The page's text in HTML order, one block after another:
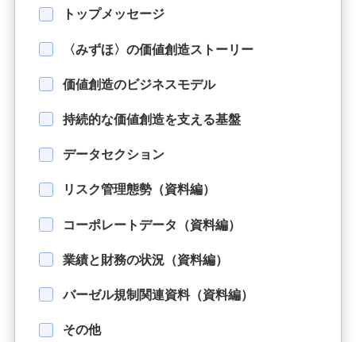
トップメッセージ
〈みずほ〉の価値創造ストーリー
価値創造のビジネスモデル
持続的な価値創造を支える基盤
データセクション
リスク管理態勢（資料編）
コーポレートデータ（資料編）
業績と財務の状況（資料編）
バーゼル規制関連資料（資料編）
その他